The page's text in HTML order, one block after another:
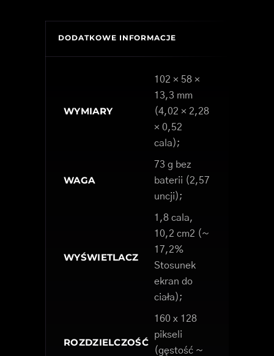
DODATKOWE INFORMACJE
WYMIARY
102 × 58 ×
13,3 mm
(4,02 × 2,28
× 0,52
cala);
WAGA
73 g bez
baterii (2,57
uncji);
WYŚWIETLACZ
1,8 cala,
10,2 cm2 (~
17,2%
Stosunek
ekran do
ciała);
ROZDZIELCZOŚĆ
160 x 128
pikseli
(gęstość ~